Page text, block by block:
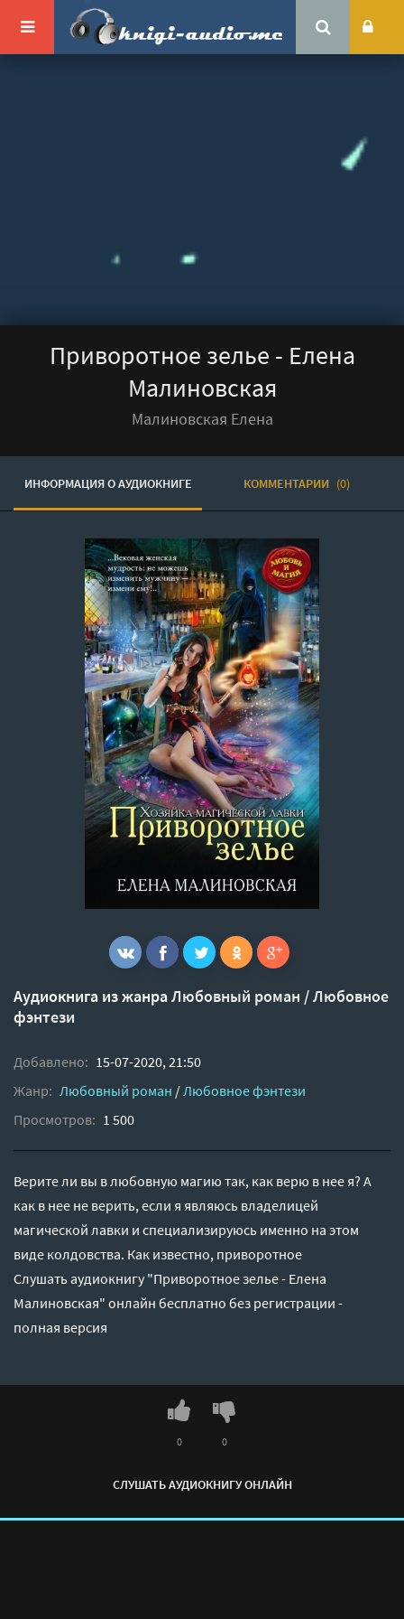
Приворотное зелье - Елена
Малиновская
Малиновская Елена
ИНФОРМАЦИЯ О АУДИОКНИГЕ КОММЕНТАРИИ (0)
Аудиокнига из жанраЛюбовный роман /Любовное
фэнтези
Добавлено: 15-07-2020, 21:50
Жанр: Любовный роман /Любовное фэнтези
Просмотров: 1 500
Верите ли вы в любовную магию так, как верю в нее я? А
как в нее не верить, если я являюсь владелицей
магической лавки и специализируюсь именно на этом
виде колдовства. Как известно, приворотное
Слушать аудиокнигу "Приворотное зелье - Елена
Малиновская" онлайн бесплатно без регистрации -
полная версия
СЛУШАТЬ АУДИОКНИГУ ОНЛАЙН
0 0